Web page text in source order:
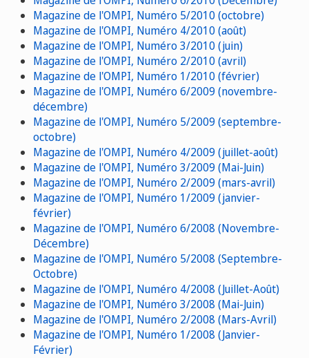
Magazine de l'OMPI, Numéro 5/2010 (octobre)
Magazine de l'OMPI, Numéro 4/2010 (août)
Magazine de l'OMPI, Numéro 3/2010 (juin)
Magazine de l'OMPI, Numéro 2/2010 (avril)
Magazine de l'OMPI, Numéro 1/2010 (février)
Magazine de l'OMPI, Numéro 6/2009 (novembre-
décembre)
Magazine de l'OMPI, Numéro 5/2009 (septembre-
octobre)
Magazine de l'OMPI, Numéro 4/2009 (juillet-août)
Magazine de l'OMPI, Numéro 3/2009 (Mai-Juin)
Magazine de l'OMPI, Numéro 2/2009 (mars-avril)
Magazine de l'OMPI, Numéro 1/2009 (janvier-
février)
Magazine de l'OMPI, Numéro 6/2008 (Novembre-
Décembre)
Magazine de l'OMPI, Numéro 5/2008 (Septembre-
Octobre)
Magazine de l'OMPI, Numéro 4/2008 (Juillet-Août)
Magazine de l'OMPI, Numéro 3/2008 (Mai-Juin)
Magazine de l'OMPI, Numéro 2/2008 (Mars-Avril)
Magazine de l'OMPI, Numéro 1/2008 (Janvier-
Février)